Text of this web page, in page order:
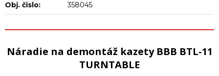
Obj. čislo: 358045
Náradie na demontáž kazety BBB BTL-11
TURNTABLE